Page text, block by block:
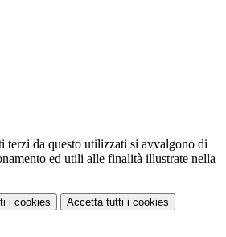
terzi da questo utilizzati si avvalgono di
ed utili alle finalità illustrate nella
i cookies Accetta tutti i cookies